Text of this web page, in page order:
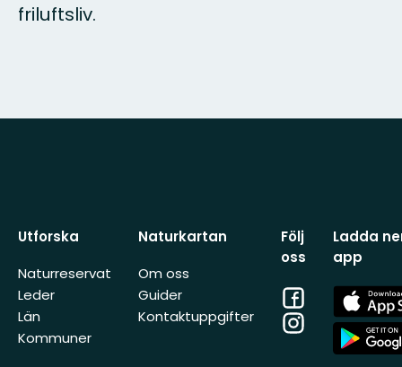
friluftsliv.
Utforska
Naturreservat
Leder
Län
Kommuner
Naturkartan
Om oss
Guider
Kontaktuppgifter
Följ
oss
Facebook
Instagram
Ladda
app
App
Store
App
Store